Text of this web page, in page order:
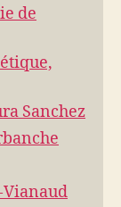
de
Sanchez